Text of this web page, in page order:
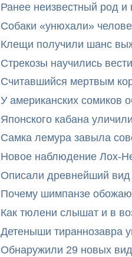
Ранее неизвестный род и
Собаки «унюхали»
Клещи получили шанс
Стрекозы научились
Считавшийся мертвым
У американских сомиков
Японского кабана
Самка лемура завыла
Новое наблюдение Лох-
Описали древнейший
Почему шимпанзе
Как тюлени слышат и в
Детеныши тираннозавра
Обнаружили 29 новых